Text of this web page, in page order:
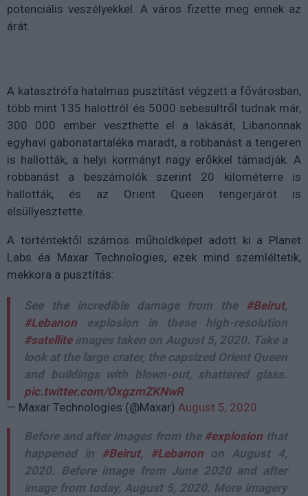
potenciális veszélyekkel. A város fizette meg ennek az
árát.
A katasztrófa hatalmas pusztítást végzett a fővárosban,
több mint 135 halottról és 5000 sebesültről tudnak már,
300 000 ember veszthette el a lakását, Libanonnak
egyhavi gabonatartaléka maradt, a robbanást a tengeren
is hallották, a helyi kormányt nagy erőkkel támadják. A
robbanást a beszámolók szerint 20 kilométerre is
hallották, és az Orient Queen tengerjárót is
elsüllyesztette.
A történtektől számos műholdképet adott ki a Planet
Labs éa Maxar Technologies, ezek mind szemléltetik,
mekkora a pusztítás:
See the incredible damage from the #Beirut,
#Lebanon explosion in these high-resolution
#satelliteimages taken on August 5, 2020. Take a
look at the large crater, the capsized Orient Queen
and buildings with blown-out, shattered glass.
pic.twitter.com/OxgzmZKNwR
— Maxar Technologies (@Maxar) August 5, 2020
Before and after images from the #explosion that
happened in
#Beirut, #Lebanonon August 4,
2020. Before image from June 2020 and after
image from today, August 5, 2020. More imagery